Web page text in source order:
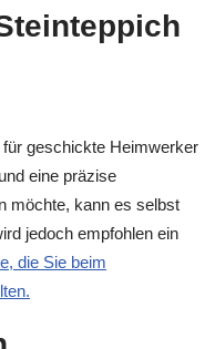
geschickte Heimwerker
eine präzise
möchte, kann es selbst
jedoch empfohlen ein
die Sie beim